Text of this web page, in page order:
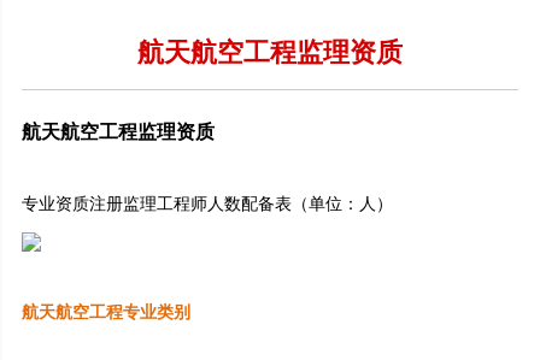
航天航空工程监理资质
航天航空工程监理资质
专业资质注册监理工程师人数配备表（单位：人）
航天航空工程专业类别